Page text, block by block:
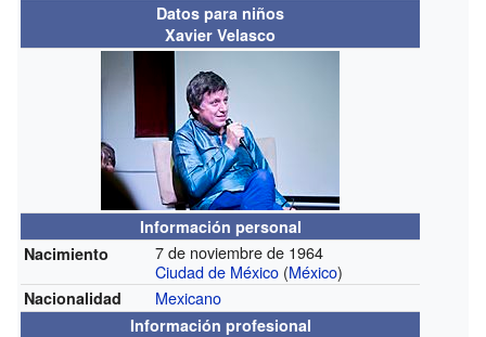
Datos para niños
Xavier Velasco
Información personal
Nacimiento
7 de noviembre de 1964
Ciudad de México (México)
Nacionalidad Mexicano
Información profesional